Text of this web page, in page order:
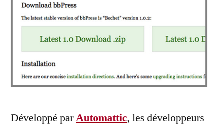
Développé parAutomattic, les développeurs